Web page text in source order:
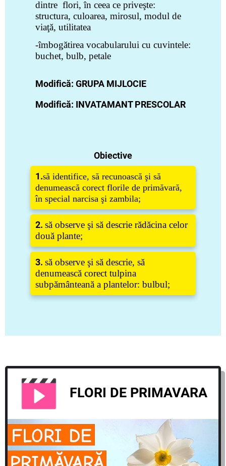
dintre flori, în ceea ce priveşte:
structura, culoarea, mirosul, modul de
viaţă, utilitatea
-îmbogătirea vocabularului cu cuvintele:
buchet, bulb, petale
Modifică: GRUPA MIJLOCIE
Modifică: INVATAMANT PRESCOLAR
Obiective
1.să identifice, să recunoască şi să
denumească corect florile de primăvară,
în special narcisa şi zambila;
2. să observe şi să descrie rădăcina celor
două plante;
3. să observe şi să descrie, să
denumească corect tulpina
subpământeană a plantelor: bulbul;
FLORI DE PRIMAVARA